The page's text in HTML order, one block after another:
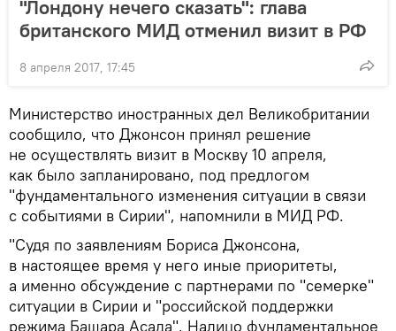
"Лондону нечего сказать": глава
британского МИД отменил визит в РФ
8 апреля 2017, 17:45
Министерство иностранных дел Великобритании
сообщило, что Джонсон принял решение
не осуществлять визит в Москву 10 апреля,
как было запланировано, под предлогом
"фундаментального изменения ситуации в связи
с событиями в Сирии", напомнили в МИД РФ.
"Судя по заявлениям Бориса Джонсона,
в настоящее время у него иные приоритеты,
а именно обсуждение с партнерами по "семерке"
ситуации в Сирии и "российской поддержки
режима Башара Асада". Налицо фундаментальное